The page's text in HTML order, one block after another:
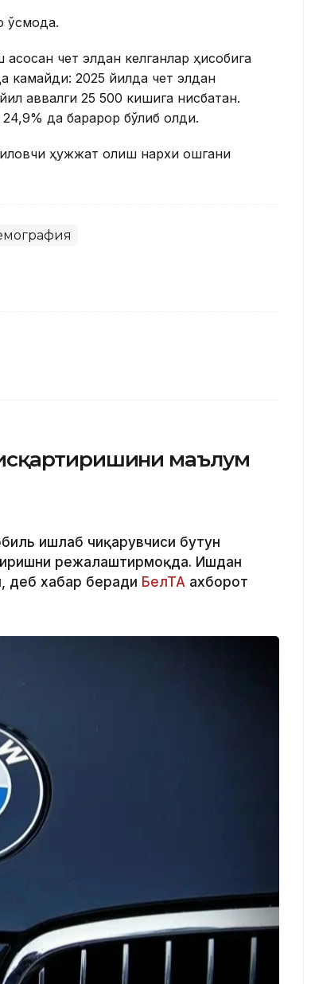
ўсмоқда.
чет элдан келганлар ҳисобига
камайди: 2025 йилда чет элдан
аввалги 25 500 кишига нисбатан.
да барқарор бўлиб қолди.
ҳужжат олиш нархи ошгани
маълум
ишлаб чиқарувчиси бутун
режалаштирмоқда. Ишдан
деб хабар беради БелТА ахборот